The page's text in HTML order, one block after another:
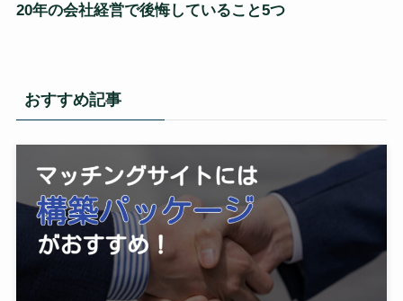
20年の会社経営で後悔していること5つ
おすすめ記事